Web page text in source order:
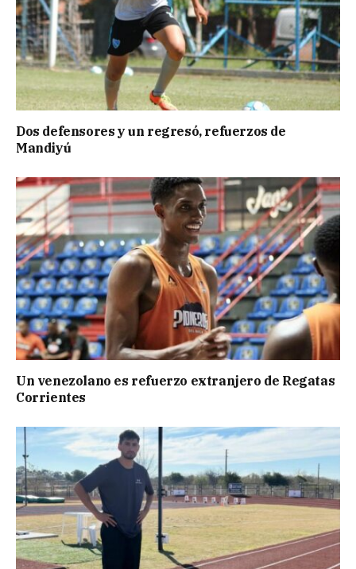
Dos defensores y un regresó, refuerzos de
Mandiyú
Un venezolano es refuerzo extranjero de Regatas
Corrientes